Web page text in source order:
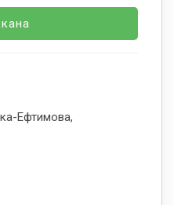
Ефтимова,